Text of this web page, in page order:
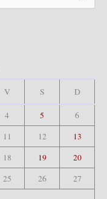
V S D
4 5
6
11 12
13
18 19
20
25 26
27